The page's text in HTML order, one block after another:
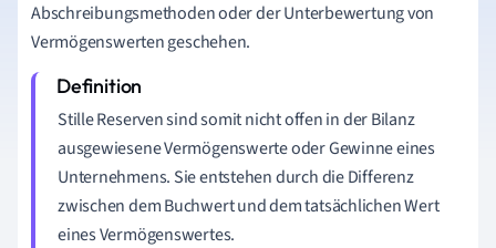
Abschreibungsmethoden oder der Unterbewertung von
Vermögenswerten geschehen.
Stille Reserven sind somit nicht offen in der Bilanz
ausgewiesene Vermögenswerte oder Gewinne eines
Unternehmens. Sie entstehen durch die Differenz
zwischen dem Buchwert und dem tatsächlichen Wert
eines Vermögenswertes.